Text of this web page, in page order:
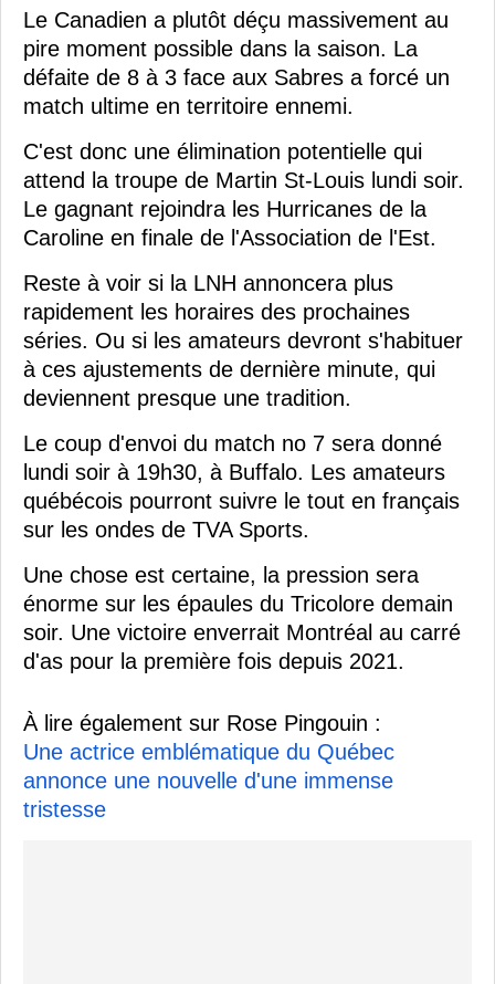
Le Canadien a plutôt déçu massivement au
pire moment possible dans la saison. La
défaite de 8 à 3 face aux Sabres a forcé un
match ultime en territoire ennemi.
C'est donc une élimination potentielle qui
attend la troupe de Martin St-Louis lundi soir.
Le gagnant rejoindra les Hurricanes de la
Caroline en finale de l'Association de l'Est.
Reste à voir si la LNH annoncera plus
rapidement les horaires des prochaines
séries. Ou si les amateurs devront s'habituer
à ces ajustements de dernière minute, qui
deviennent presque une tradition.
Le coup d'envoi du match no 7 sera donné
lundi soir à 19h30, à Buffalo. Les amateurs
québécois pourront suivre le tout en français
sur les ondes de TVA Sports.
Une chose est certaine, la pression sera
énorme sur les épaules du Tricolore demain
soir. Une victoire enverrait Montréal au carré
d'as pour la première fois depuis 2021.
À lire également sur Rose Pingouin :
Une actrice emblématique du Québec
annonce une nouvelle d'une immense
tristesse